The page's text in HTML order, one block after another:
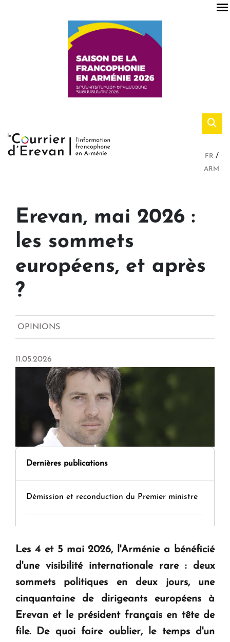
FR
ARM
Erevan, mai 2026 :
les sommets
européens, et après
?
OPINIONS
11.05.2026
Dernières publications
Démission et reconduction du Premier ministre
guerre, on est tous des perdants »
" Tant qu'il n'existe pas d'alternative concrète, la
KASA : 30 ans d'audace, de résilience et d'avenir
en Arménie
Les 4 et 5 mai 2026, l'Arménie a bénéficié
d'une visibilité internationale rare : deux
sommets politiques en deux jours, une
cinquantaine de dirigeants européens à
Erevan et le président français en tête de
file. De quoi faire oublier, le temps d'un